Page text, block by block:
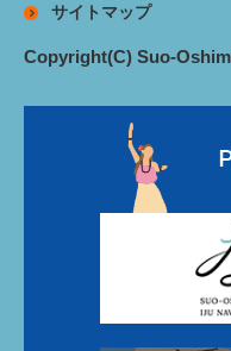
サイトマップ
Copyright(C) Suo-